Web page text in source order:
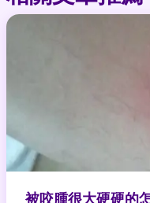
被咬腫很大硬硬的